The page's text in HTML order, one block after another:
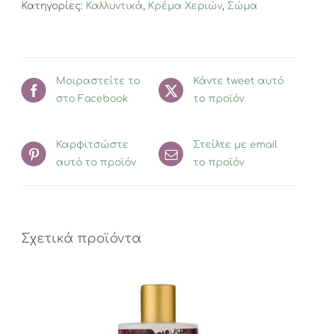
Κατηγορίες: Καλλυντικά, Κρέμα Χεριών, Σώμα
Μοιραστείτε το
στο Facebook
Κάντε tweet αυτό
το προϊόν
Καρφιτσώστε
αυτό το προϊόν
Στείλτε με email
το προϊόν
Σχετικά προϊόντα